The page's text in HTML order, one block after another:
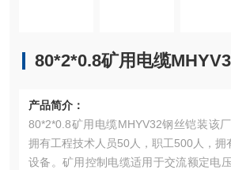
80*2*0.8矿用电缆
产品简介：
80*2*0.8矿用电缆MHYV32钢丝铠装该
拥有工程技术人员50人，职工500人，拥
设备。矿用控制电缆适用于交流额定电